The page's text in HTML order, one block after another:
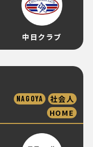
中日クラブ
NAGOYA
社会人
HOME